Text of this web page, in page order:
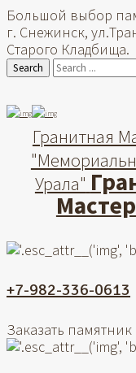
Большой выбор
г. Снежинск,
Старого Кладбища.
Search
Гранитная
Урала"
+7-982-336-0613
Заказать памятник